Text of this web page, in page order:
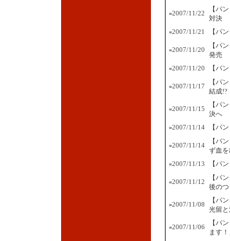
■2007/11/22
【パ
対決
■2007/11/21 【パ
■2007/11/20
【パ
発売
■2007/11/20 【パ
■2007/11/17
【パ
結成!?
■2007/11/15
【パ
決へ
■2007/11/14 【パ
■2007/11/14
【パ
ず血
■2007/11/13 【パ
■2007/11/12
【パ
後の
■2007/11/08
【パ
光留
■2007/11/06
【パ
ます